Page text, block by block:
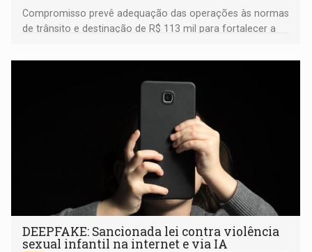
Compromisso prevê adequação das operações às normas
de trânsito e destinação de R$ 113 mil para fortalecer a
DEEPFAKE: Sancionada lei contra violência
sexual infantil na internet e via IA